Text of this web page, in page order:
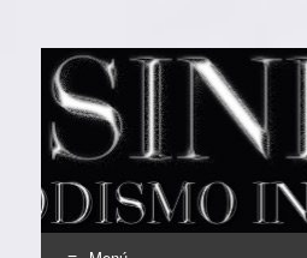
EL
Periodismo Inteligente